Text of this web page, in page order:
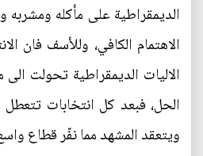
الديمقراطية على مأكله
الاهتمام الكافي، وللأسف فان
الاليات الديمقراطية تحولت
الحل، فبعد كل انتخابات
ويتعقد المشهد مما نفّر قطاع